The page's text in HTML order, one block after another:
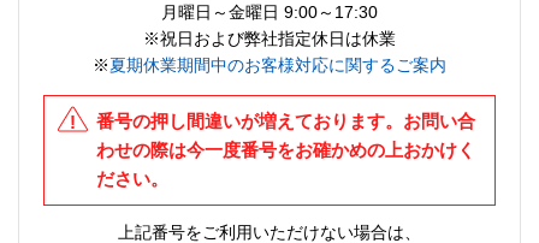
月曜日～金曜日 9:00～17:30
※祝日および弊社指定休日は休業
※夏期休業期間中のお客様対応に関するご案内
番号の押し間違いが増えております。お問い合
わせの際は今一度番号をお確かめの上おかけく
ださい。
上記番号をご利用いただけない場合は、